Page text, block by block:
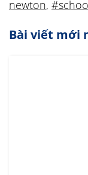
newton,
Bài viết mới